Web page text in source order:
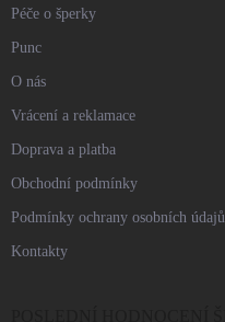
Péče o šperky
Punc
O nás
Vrácení a reklamace
Doprava a platba
Obchodní podmínky
Podmínky ochrany osobních údajů
Kontakty